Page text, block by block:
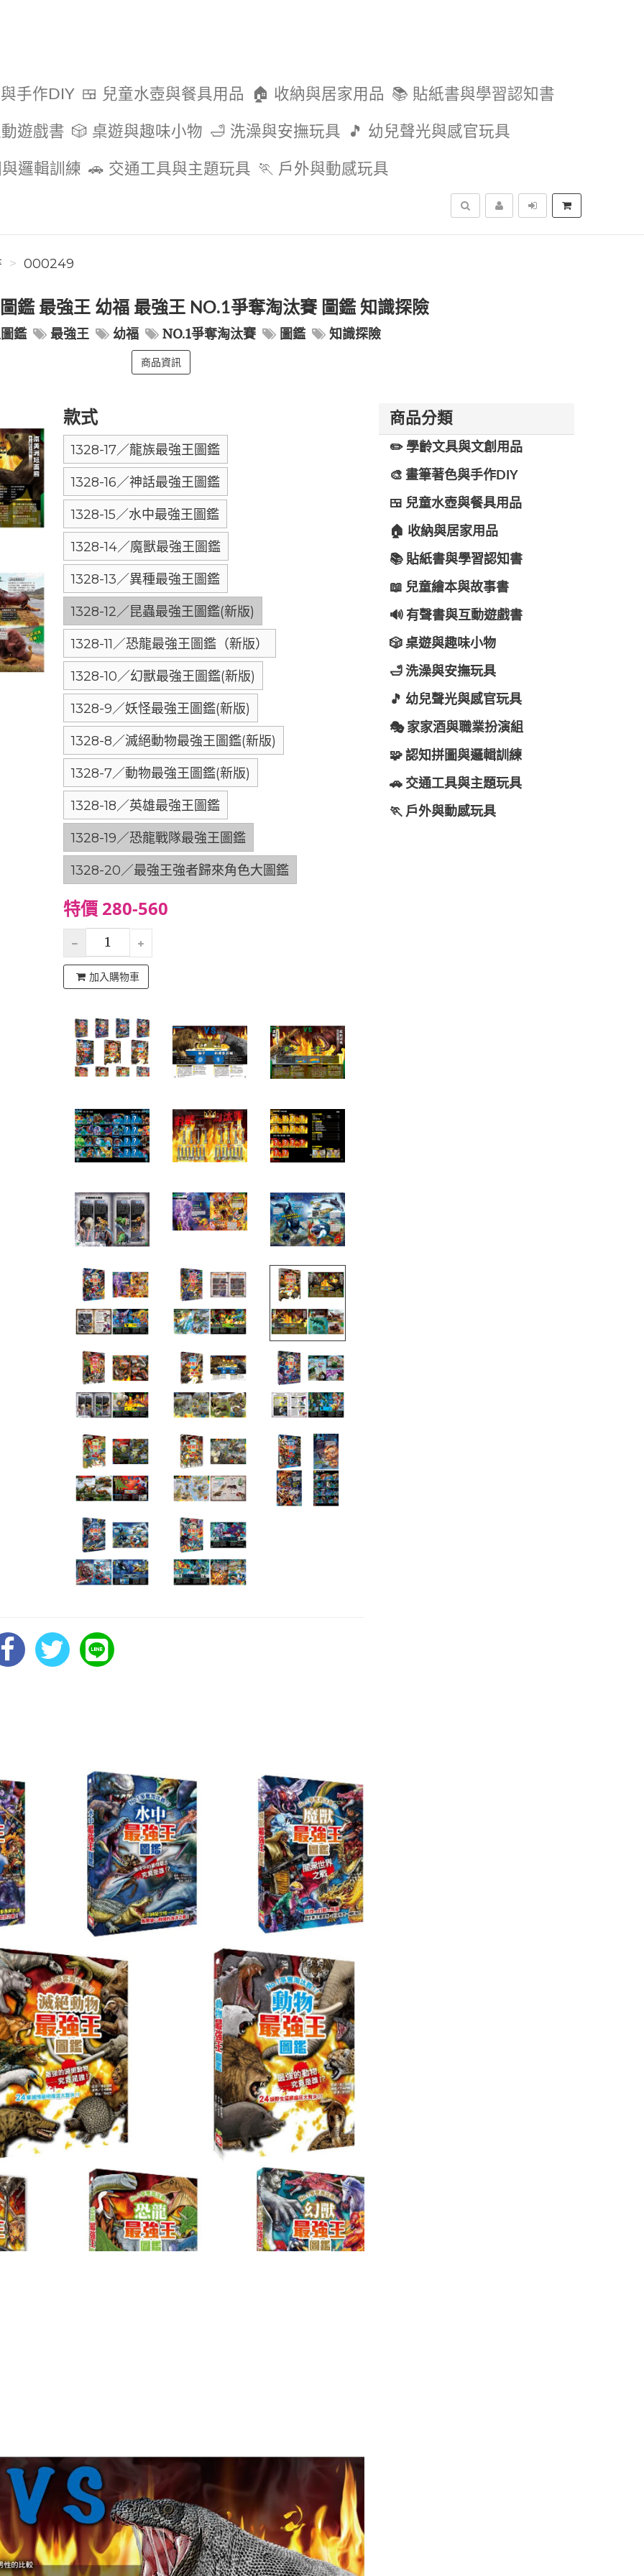
手作DIY 🍱 兒童水壺與餐具用品 🏠 收納與居家用品 📚 貼紙書與學習認知書
遊戲書 🎲 桌遊與趣味小物 🛁 洗澡與安撫玩具 🎵 幼兒聲光與感官玩具
邏輯訓練 🚗 交通工具與主題玩具 🏃 戶外與動感玩具
搜尋
000249
鑑 最強王 幼福 最強王 NO.1爭奪淘汰賽 圖鑑 知識探險
鑑 最強王 幼福 NO.1爭奪淘汰賽 圖鑑 知識探險
商品資訊
款式
1328-17／龍族最強王圖鑑
1328-16／神話最強王圖鑑
1328-15／水中最強王圖鑑
1328-14／魔獸最強王圖鑑
1328-13／異種最強王圖鑑
1328-12／昆蟲最強王圖鑑(新版)
1328-11／恐龍最強王圖鑑（新版）
1328-10／幻獸最強王圖鑑(新版)
1328-9／妖怪最強王圖鑑(新版)
1328-8／滅絕動物最強王圖鑑(新版)
1328-7／動物最強王圖鑑(新版)
1328-18／英雄最強王圖鑑
1328-19／恐龍戰隊最強王圖鑑
1328-20／最強王強者歸來角色大圖鑑
特價 280-560
加入購物車
商品分類
✏️ 學齡文具與文創用品
🎨 畫筆著色與手作DIY
🍱 兒童水壺與餐具用品
🏠 收納與居家用品
📚 貼紙書與學習認知書
📖 兒童繪本與故事書
🔊 有聲書與互動遊戲書
🎲 桌遊與趣味小物
🛁 洗澡與安撫玩具
🎵 幼兒聲光與感官玩具
🎭 家家酒與職業扮演組
🧩 認知拼圖與邏輯訓練
🚗 交通工具與主題玩具
🏃 戶外與動感玩具